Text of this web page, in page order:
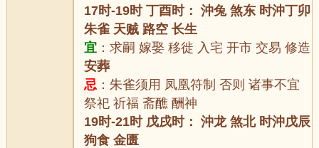
17时-19时 丁酉时： 沖兔 煞东 时沖丁卯
朱雀 天贼 路空 长生
宜 ：求嗣 嫁娶 移徙 入宅 开市 交易 修造
安葬
忌 ：朱雀须用 凤凰符制 否则 诸事不宜
祭祀 祈福 斋醮 酬神
19时-21时 戊戌时： 沖龙 煞北 时沖戊辰
狗食 金匮